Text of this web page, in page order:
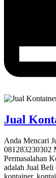
Jual
Anda Mencari
081283230302
Permasalahan
adalah Jual Beli
kontainer,